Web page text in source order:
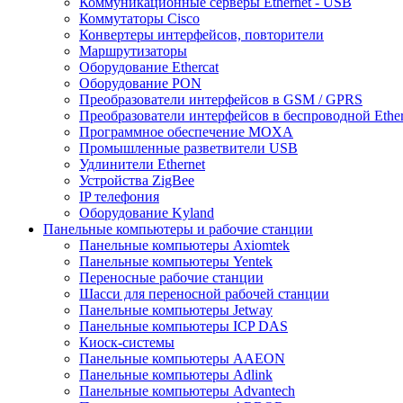
Коммутаторы Cisco
Конвертеры интерфейсов, повторители
Маршрутизаторы
Оборудование Ethercat
Оборудование PON
Преобразователи интерфейсов в GSM / GPRS
Преобразователи интерфейсов в беспроводной
Программное обеспечение MOXA
Промышленные разветвители USB
Удлинители Ethernet
Устройства ZigBee
IP телефония
Оборудование Kyland
Панельные компьютеры и рабочие станции
Панельные компьютеры Axiomtek
Панельные компьютеры Yentek
Переносные рабочие станции
Шасси для переносной рабочей станции
Панельные компьютеры Jetway
Панельные компьютеры ICP DAS
Киоск-системы
Панельные компьютеры AAEON
Панельные компьютеры Adlink
Панельные компьютеры Advantech